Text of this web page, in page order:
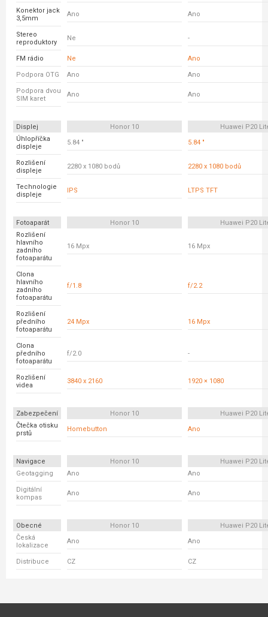
Konektor jack
3,5mm
Ano Ano
Stereo
reproduktory
Ne -
FM rádio Ne Ano
Podpora OTG Ano Ano
Podpora dvou
SIM karet
Ano Ano
Displej Honor 10
Huawei P20
Úhlopříčka
displeje
5.84 " 5.84 "
Rozlišení
displeje
2280 x 1080 bodů 2280 x 1080 bodů
Technologie
displeje
IPS LTPS TFT
Fotoaparát Honor 10
Huawei P20
Rozlišení
hlavního
zadního
fotoaparátu
16 Mpx 16 Mpx
Clona
hlavního
zadního
fotoaparátu
f/1.8 f/2.2
Rozlišení
předního
fotoaparátu
24 Mpx 16 Mpx
Clona
předního
fotoaparátu
f/2.0 -
Rozlišení
videa
3840 x 2160 1920 × 1080
Zabezpečení Honor 10
Huawei P20
Čtečka otisku
prstů
Homebutton Ano
Navigace Honor 10
Huawei P20
Geotagging
Ano Ano
Digitální
kompas
Ano Ano
Obecné Honor 10
Huawei P20
Česká
lokalizace
Ano Ano
Distribuce CZ CZ